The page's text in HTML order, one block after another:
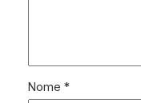
Nome *